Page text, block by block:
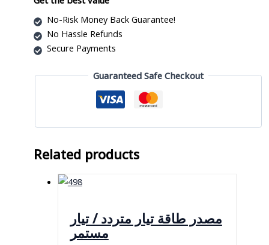
quantity
No-Risk Money Back Guarantee!
No Hassle Refunds
Secure Payments
Guaranteed Safe Checkout
Related products
مصدر طاقة تيار متردد / تيار
مستمر